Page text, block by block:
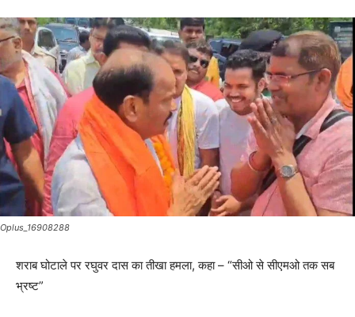
Oplus_16908288
शराब घोटाले पर रघुवर दास का तीखा हमला, कहा – “सीओ से सीएमओ तक सब
भ्रष्ट”